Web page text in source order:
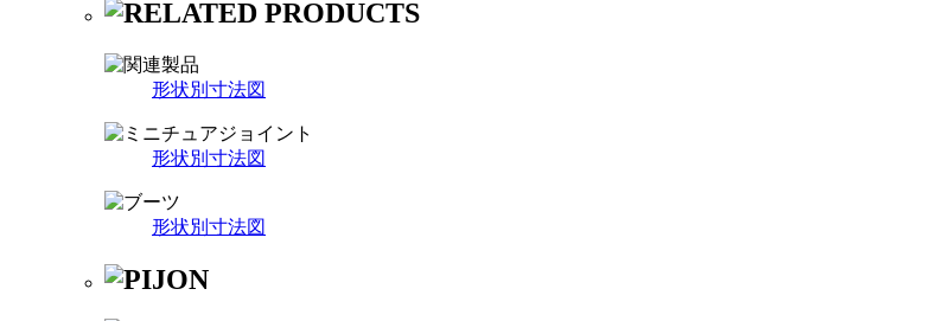
形状別寸法図
形状別寸法図
形状別寸法図